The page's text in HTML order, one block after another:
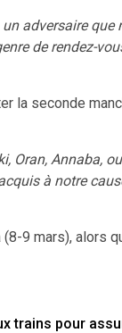
adversaire
de rendez-
la seconde
Oran, Annaba,
à notre
9 mars), alors
trains pour